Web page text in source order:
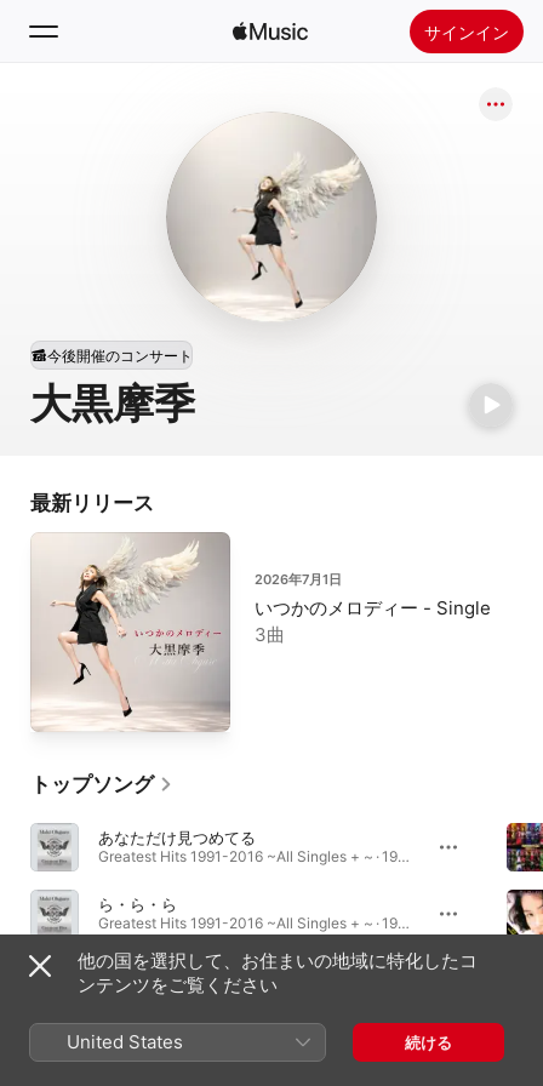
サインイン
新着おすすめ
Apple Musicをインストール
大黒摩季
今後開催のコンサート
最新リリース
2026年7月1日
いつかのメロディー - Single
3曲
トップソング
あなただけ見つめてる
Greatest Hits 1991-2016 ~All Singles + ~ · 1994年
ら・ら・ら
Greatest Hits 1991-2016 ~All Singles + ~ · 1995年
夏が来る
他の国を選択して、お住まいの地域に特化したコ
ンテンツをご覧ください
United States 続ける